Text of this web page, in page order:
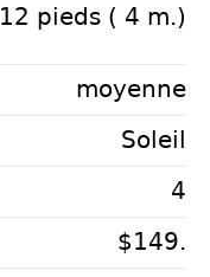
12 pieds ( 4 m.)
moyenne
Soleil
4
$149.